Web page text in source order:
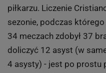
piłkarzu. Liczenie
sezonie, podczas
34 meczach zdobył 37
doliczyć 12 asyst (w
4 asysty) - jest po prostu